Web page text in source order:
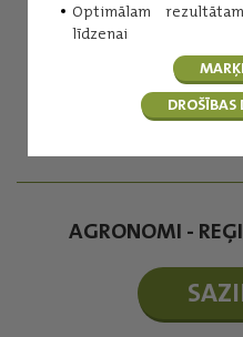
Optimālam
līdzenai
Augu
(+371)
AGRONOMI -